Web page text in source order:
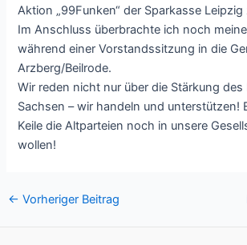
Aktion „99Funken“ der Sparkasse
Im Anschluss überbrachte ich noch
während einer Vorstandssitzung in die
Arzberg/Beilrode.
Wir reden nicht nur über die Stärkung des
Sachsen – wir handeln und unterstützen!
Keile die Altparteien noch in unsere
wollen!
Post
← Vorheriger Beitrag